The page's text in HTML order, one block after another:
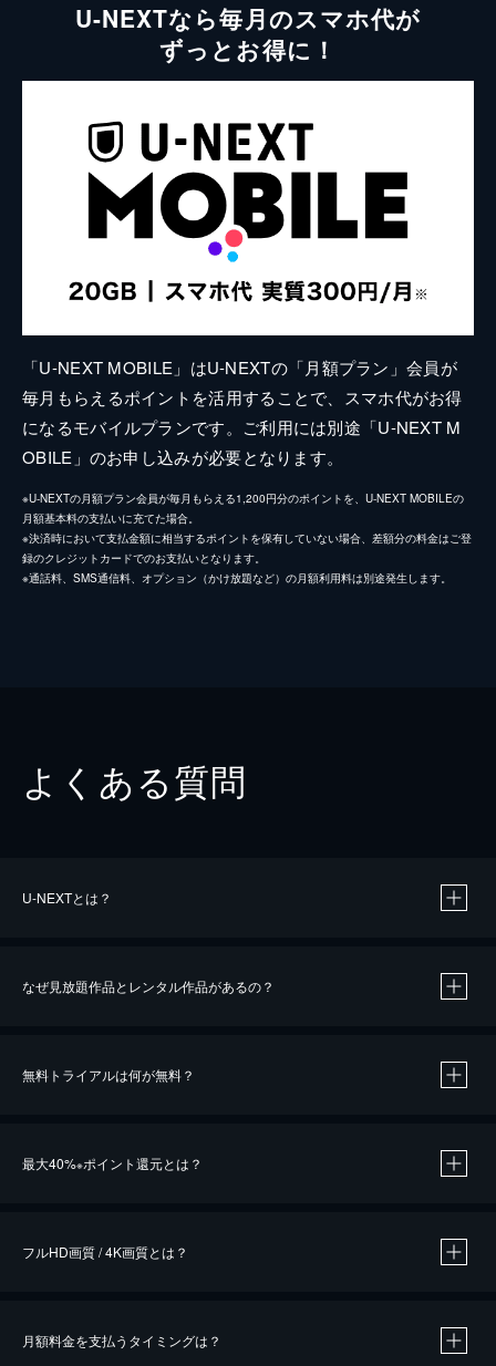
U-NEXTなら毎月のスマホ代が
ずっとお得に！
「U-NEXT MOBILE」はU-NEXTの「月額プラン」会員が
毎月もらえるポイントを活用することで、スマホ代がお得
になるモバイルプランです。ご利用には別途「U-NEXT M
OBILE」のお申し込みが必要となります。
※U-NEXTの月額プラン会員が毎月もらえる1,200円分のポイントを、U-NEXT MOBILEの
月額基本料の支払いに充てた場合。
※決済時において支払金額に相当するポイントを保有していない場合、差額分の料金はご登
録のクレジットカードでのお支払いとなります。
※通話料、SMS通信料、オプション（かけ放題など）の月額利用料は別途発生します。
よくある質問
U-NEXTとは？
なぜ見放題作品とレンタル作品があるの？
無料トライアルは何が無料？
最大40%※ポイント還元とは？
※40％ポイント還元の対象は、クレジットカード決済による作品の購入 / レンタルです。
iOSアプリのUコイン決済による作品の購入 / レンタルは、20％のポイント還元です。
フルHD画質 / 4K画質とは？
月額料金を支払うタイミングは？